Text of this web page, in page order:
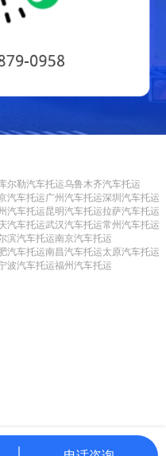
尔勒汽车托运乌鲁木齐汽车托运
汽车托运广州汽车托运深圳汽车托运
汽车托运昆明汽车托运拉萨汽车托运
汽车托运武汉汽车托运常州汽车托运
滨汽车托运南京汽车托运
汽车托运南昌汽车托运太原汽车托运
波汽车托运福州汽车托运
科技有限公司 CorePress